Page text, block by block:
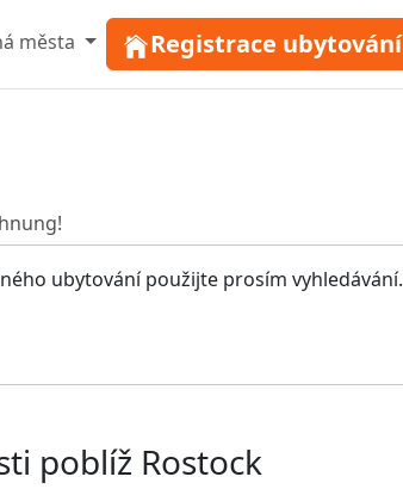
města Registrace ubytování
ubytování použijte prosím vyhledávání.
poblíž Rostock